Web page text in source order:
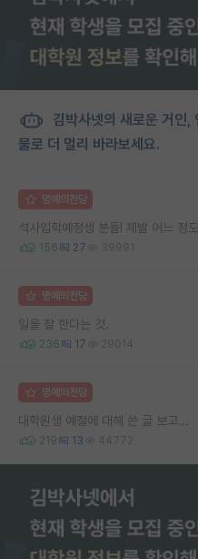
김박사넷의 새로운 거인,
물로 더 멀리 바라보세요.
명예의전당
석사입학예정생 분들! 제발 어느 정
156 27 39991
명예의전당
일을 잘 한다는 것.
236 17 29014
명예의전당
대학원생 예절에 대해 쓴 글 보고...
219 13 44772